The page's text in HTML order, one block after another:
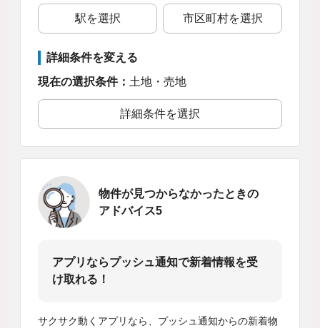
駅を選択 市区町村を選択
詳細条件を変える
現在の選択条件： 土地・売地
詳細条件を選択
物件が見つからなかったときの
アドバイス5
アプリならプッシュ通知で新着情報を受
け取れる！
サクサク動くアプリなら、プッシュ通知からの新着物